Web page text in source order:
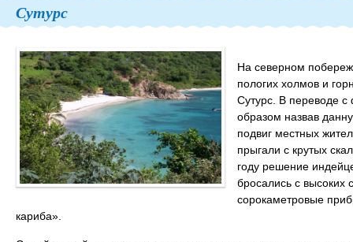
Сутурс
На северном
пологих холмов и
Сутурс. В переводе с
образом назвав
подвиг местных
прыгали с крутых
году решение
бросались с высоких
сорокаметровые
кариба».